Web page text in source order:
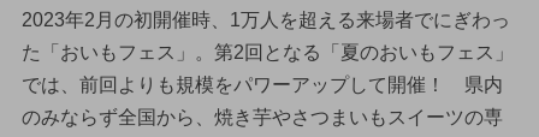
2023年2月の初開催時、1万人を超える来場者でにぎわっ
た「おいもフェス」。第2回となる「夏のおいもフェス」
では、前回よりも規模をパワーアップして開催！ 県内
のみならず全国から、焼き芋やさつまいもスイーツの専